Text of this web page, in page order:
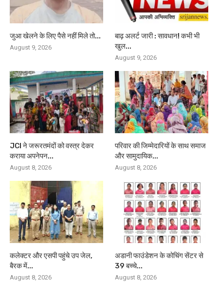
जुआ खेलने के लिए पैसे नहीं मिले तो...
August 9, 2026
बाढ़ अलर्ट जारी : सावधान! कभी भी
खुल...
August 9, 2026
JCI ने जरूरतमंदों को वस्त्र देकर
कराया अपनेपन...
August 8, 2026
परिवार की जिम्मेदारियों के साथ समाज
और सामुदायिक...
August 8, 2026
कलेक्टर और एसपी पहुंचे उप जेल,
बैरक में...
August 8, 2026
अडानी फाउंडेशन के कोचिंग सेंटर से
39 बच्चे...
August 8, 2026